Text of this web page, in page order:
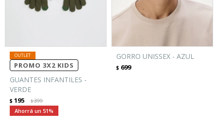
PROMO 3X2 KIDS
GUANTES INFANTILES -
VERDE
$ 195 $399
51
GORRO UNISSEX - AZUL
$ 699